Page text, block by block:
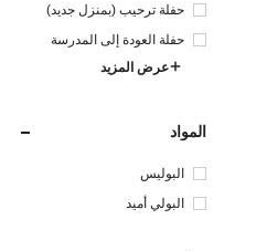
حفلة ترحيب (بمنزل جديد)
حفلة العودة إلى المدرسة
عرض المزيد
المواد
البوليس
تر
البولي أميد